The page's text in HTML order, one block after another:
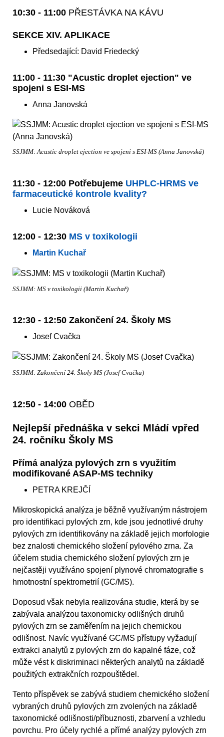
10:30 - 11:00 PŘESTÁVKA NA KÁVU
SEKCE XIV. APLIKACE
Předsedající: David Friedecký
11:00 - 11:30 "Acustic droplet ejection" ve
spojeni s ESI-MS
Anna Janovská
SSJMM: Acustic droplet ejection ve spojeni s ESI-MS (Anna Janovská)
11:30 - 12:00 Potřebujeme UHPLC-HRMS ve
farmaceutické kontrole kvality?
Lucie Nováková
12:00 - 12:30 MS v toxikologii
Martin Kuchař
SSJMM: MS v toxikologii (Martin Kuchař)
12:30 - 12:50 Zakončení 24. Školy MS
Josef Cvačka
SSJMM: Zakončení 24. Školy MS (Josef Cvačka)
12:50 - 14:00 OBĚD
Nejlepší přednáška v sekci Mládí vpřed
24. ročníku Školy MS
Přímá analýza pylových zrn s využitím
modifikované ASAP-MS techniky
PETRA KREJČÍ
Mikroskopická analýza je běžně využívaným nástrojem
pro identifikaci pylových zrn, kde jsou jednotlivé druhy
pylových zrn identifikovány na základě jejich morfologie
bez znalosti chemického složení pylového zrna. Za
účelem studia chemického složení pylových zrn je
nejčastěji využíváno spojení plynové chromatografie s
hmotnostní spektrometrií (GC/MS).
Doposud však nebyla realizována studie, která by se
zabývala analýzou taxonomicky odlišných druhů
pylových zrn se zaměřením na jejich chemickou
odlišnost. Navíc využívané GC/MS přístupy vyžadují
extrakci analytů z pylových zrn do kapalné fáze, což
může vést k diskriminaci některých analytů na základě
použitých extrakčních rozpouštědel.
Tento příspěvek se zabývá studiem chemického složení
vybraných druhů pylových zrn zvolených na základě
taxonomické odlišnosti/příbuznosti, zbarvení a vzhledu
povrchu. Pro účely rychlé a přímé analýzy pylových zrn